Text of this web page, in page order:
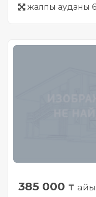
жалпы ауданы
385 000 ₸